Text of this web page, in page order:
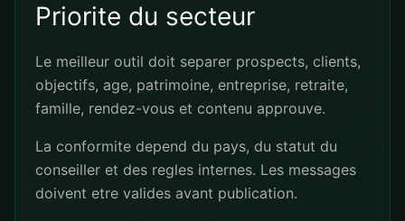
Priorite du secteur
Le meilleur outil doit separer prospects, clients,
objectifs, age, patrimoine, entreprise, retraite,
famille, rendez-vous et contenu approuve.
La conformite depend du pays, du statut du
conseiller et des regles internes. Les messages
doivent etre valides avant publication.